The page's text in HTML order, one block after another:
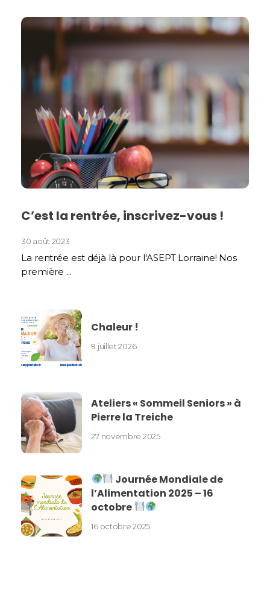
C’est la rentrée, inscrivez-vous !
30 août 2023
La rentrée est déjà là pour l'ASEPT Lorraine! Nos
première ...
Chaleur !
9 juillet 2026
Ateliers « Sommeil Seniors » à
Pierre la Treiche
27 novembre 2025
Journée Mondiale de
l’Alimentation 2025 – 16
octobre
16 octobre 2025